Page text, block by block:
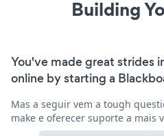
Building
You've made great strides
online by starting a
Mas a seguir vem a tough
make e oferecer suporte a mais